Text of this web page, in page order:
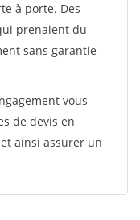
à porte. Des
prenaient du
sans garantie
vous
de devis en
ainsi assurer un